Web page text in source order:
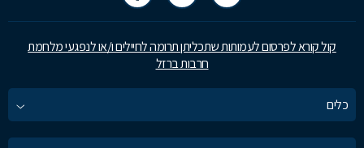
קול קורא לפרסום לעמותות שתכליתן תרומה לחיילים ו/או לנפגעי מלחמת
חרבות ברזל
כלים